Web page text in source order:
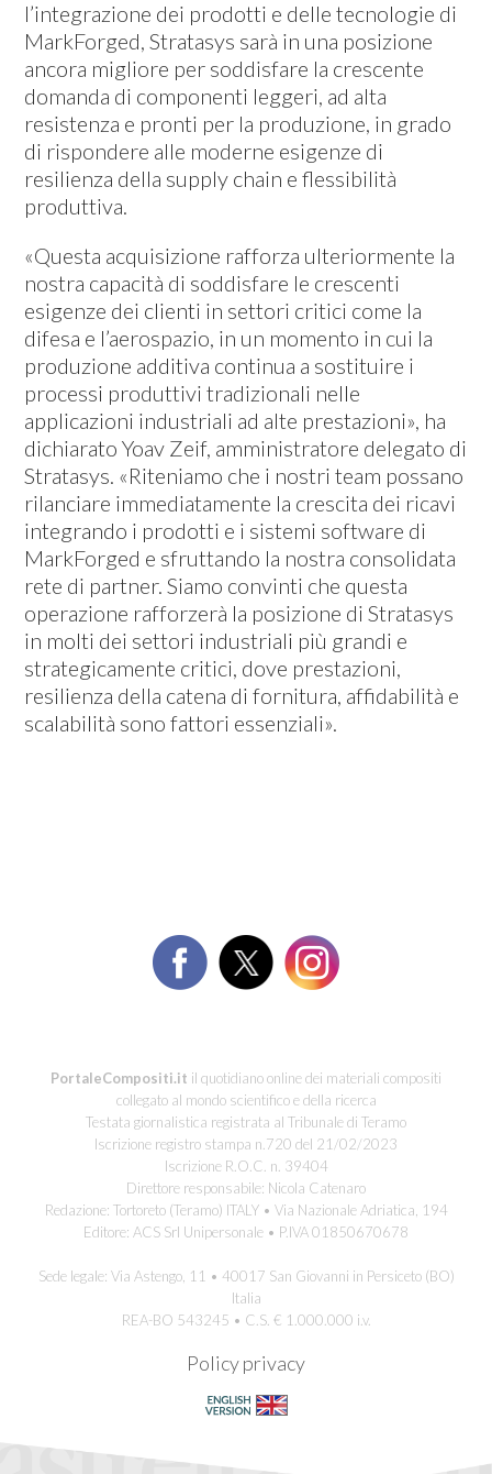
l’integrazione dei prodotti e delle tecnologie di
MarkForged, Stratasys sarà in una posizione
ancora migliore per soddisfare la crescente
domanda di componenti leggeri, ad alta
resistenza e pronti per la produzione, in grado
di rispondere alle moderne esigenze di
resilienza della supply chain e flessibilità
produttiva.
«Questa acquisizione rafforza ulteriormente la
nostra capacità di soddisfare le crescenti
esigenze dei clienti in settori critici come la
difesa e l’aerospazio, in un momento in cui la
produzione additiva continua a sostituire i
processi produttivi tradizionali nelle
applicazioni industriali ad alte prestazioni», ha
dichiarato Yoav Zeif, amministratore delegato di
Stratasys. «Riteniamo che i nostri team possano
rilanciare immediatamente la crescita dei ricavi
integrando i prodotti e i sistemi software di
MarkForged e sfruttando la nostra consolidata
rete di partner. Siamo convinti che questa
operazione rafforzerà la posizione di Stratasys
in molti dei settori industriali più grandi e
strategicamente critici, dove prestazioni,
resilienza della catena di fornitura, affidabilità e
scalabilità sono fattori essenziali».
PortaleCompositi.it il quotidiano online dei materiali compositi
collegato al mondo scientifico e della ricerca
Testata giornalistica registrata al Tribunale di Teramo
Iscrizione registro stampa n.720 del 21/02/2023
Iscrizione R.O.C. n. 39404
Direttore responsabile: Nicola Catenaro
Redazione: Tortoreto (Teramo) ITALY • Via Nazionale Adriatica, 194
Editore: ACS Srl Unipersonale • P.IVA 01850670678
Sede legale: Via Astengo, 11 • 40017 San Giovanni in Persiceto (BO)
Italia
REA-BO 543245 • C.S. € 1.000.000 i.v.
Policy privacy